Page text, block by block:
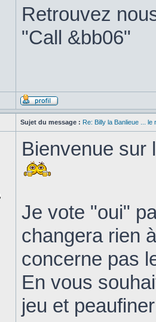
Retrouvez
"Call &bb06"
Sujet du message : Re: Billy la Banlieue ... le
Bienvenue sur
Je vote "oui"
changera rien
concerne pas
En vous
jeu et